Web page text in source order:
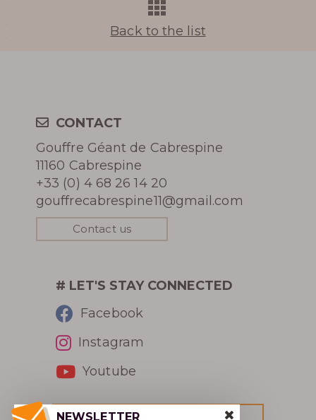
PRESS REVIEW
AWARDS
Back to the list
CONTACT
Gouffre Géant de Cabrespine
11160 Cabrespine
+33 (0) 4 68 26 14 20
gouffrecabrespine11@gmail.com
Contact us
# LET'S STAY CONNECTED
Facebook
Instagram
Youtube
NEWSLETTER